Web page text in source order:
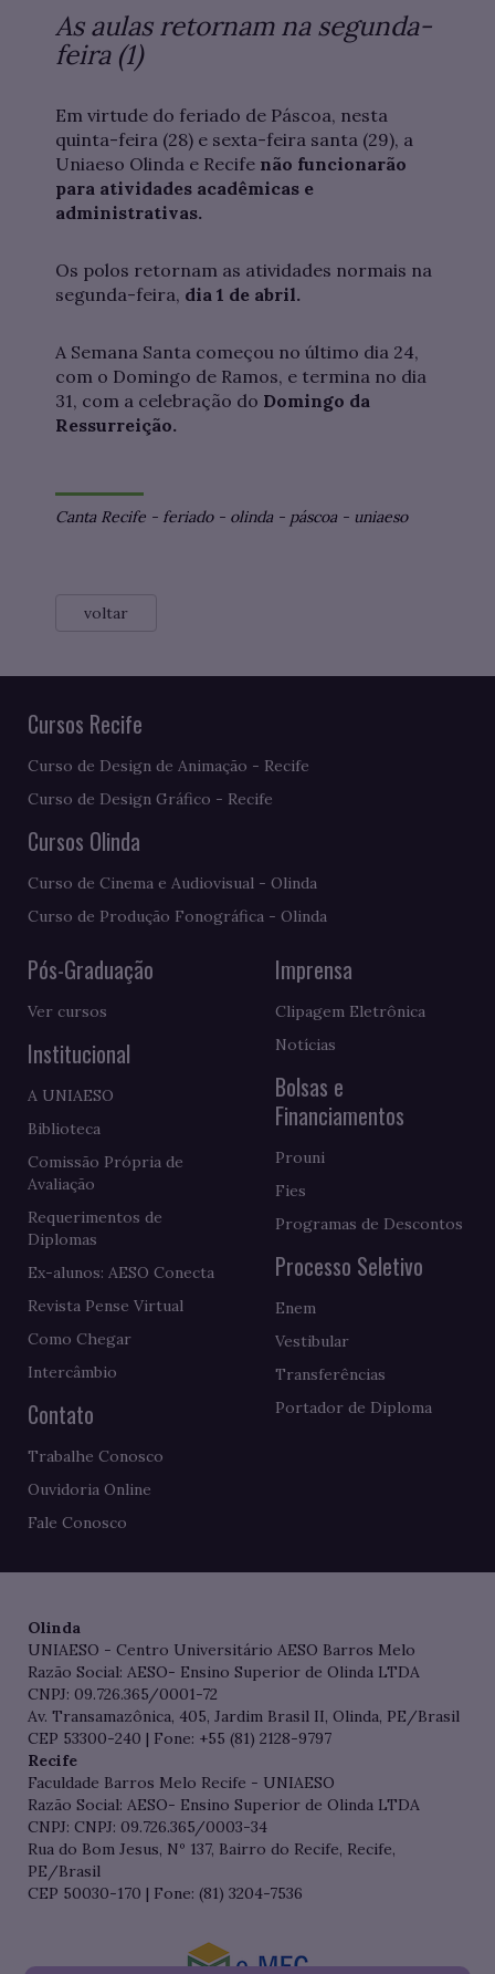
As aulas retornam na segunda-
feira (1)
Em virtude do feriado de Páscoa, nesta
quinta-feira (28) e sexta-feira santa (29), a
Uniaeso Olinda e Recife não funcionarão
para atividades acadêmicas e
administrativas.
Os polos retornam as atividades normais na
segunda-feira, dia 1 de abril.
A Semana Santa começou no último dia 24,
com o Domingo de Ramos, e termina no dia
31, com a celebração do Domingo da
Ressurreição.
Canta Recife - feriado- olinda - páscoa - uniaeso
voltar
Cursos Recife
Curso de Design de Animação - Recife
Curso de Design Gráfico - Recife
Cursos Olinda
Curso de Cinema e Audiovisual - Olinda
Curso de Produção Fonográfica - Olinda
Pós-Graduação
Ver cursos
Institucional
A UNIAESO
Biblioteca
Comissão Própria de
Avaliação
Requerimentos de
Diplomas
Ex-alunos: AESO Conecta
Revista Pense Virtual
Como Chegar
Intercâmbio
Contato
Trabalhe Conosco
Ouvidoria Online
Fale Conosco
Imprensa
Clipagem Eletrônica
Notícias
Bolsas e
Financiamentos
Prouni
Fies
Programas de Descontos
Processo Seletivo
Enem
Vestibular
Transferências
Portador de Diploma
Olinda
UNIAESO - Centro Universitário AESO Barros Melo
Razão Social: AESO- Ensino Superior de Olinda LTDA
CNPJ: 09.726.365/0001-72
Av. Transamazônica, 405, Jardim Brasil II, Olinda, PE/Brasil
CEP 53300-240 | Fone: +55 (81) 2128-9797
Recife
Faculdade Barros Melo Recife - UNIAESO
Razão Social: AESO- Ensino Superior de Olinda LTDA
CNPJ: CNPJ: 09.726.365/0003-34
Rua do Bom Jesus, Nº 137, Bairro do Recife, Recife,
PE/Brasil
CEP 50030-170 | Fone: (81) 3204-7536